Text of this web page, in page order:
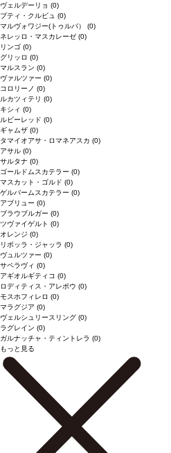
ヴェルデーリョ (0)
プティ・クルビュ (0)
マルヴォワジー(トゥルバ） (0)
ネレッロ・マスカレーゼ (0)
リンゴ (0)
グリッロ (0)
マルスラン (0)
ヴァルツァー (0)
コロリーノ (0)
ルカツィテリ (0)
キシィ (0)
ルビーレッド (0)
ギャムザ (0)
タマイオアサ・ロマネアスカ (0)
アサル (0)
サルタナ (0)
ゴールドムスカテラー (0)
マスカット・ゴルド (0)
ゲルバームスカテラー (0)
アブリュー (0)
ブラウブルガー (0)
ツヴァイゲルト (0)
オレンジ (0)
リボッラ・ジャッラ (0)
ヴュルツァー (0)
サペラヴィ (0)
アギオルギティコ (0)
ロディティス・アレポウ (0)
モスホフィレロ (0)
マラグジア (0)
ヴェルシュリースリング (0)
ラグレイン (0)
ガルナッチャ・ティントレラ (0)
もっと見る